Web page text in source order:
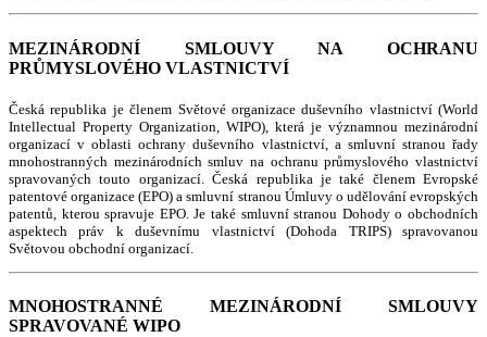
MEZINÁRODNÍ SMLOUVY NA OCHRANU
PRŮMYSLOVÉHO VLASTNICTVÍ
Česká republika je členem Světové organizace duševního vlastnictví (World
Intellectual Property Organization, WIPO), která je významnou mezinárodní
organizací v oblasti ochrany duševního vlastnictví, a smluvní stranou řady
mnohostranných mezinárodních smluv na ochranu průmyslového vlastnictví
spravovaných touto organizací. Česká republika je také členem Evropské
patentové organizace (EPO) a smluvní stranou Úmluvy o udělování evropských
patentů, kterou spravuje EPO. Je také smluvní stranou Dohody o obchodních
aspektech práv k duševnímu vlastnictví (Dohoda TRIPS) spravovanou
Světovou obchodní organizací.
MNOHOSTRANNÉ MEZINÁRODNÍ SMLOUVY
SPRAVOVANÉ WIPO